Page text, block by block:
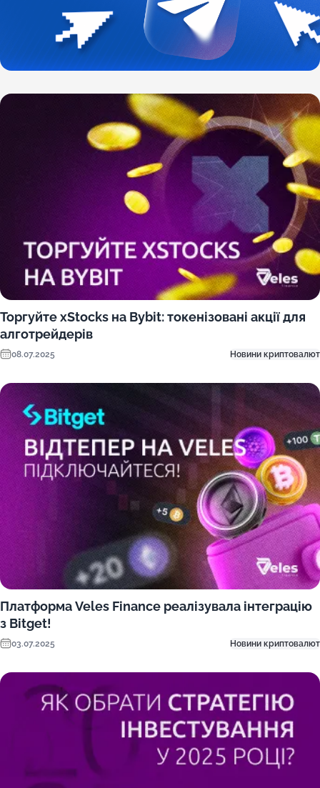
Торгуйте xStocks на Bybit: токенізовані акції для
алготрейдерів
08.07.2025 Новини криптовалют
Платформа Veles Finance реалізувала інтеграцію
з Bitget!
03.07.2025 Новини криптовалют